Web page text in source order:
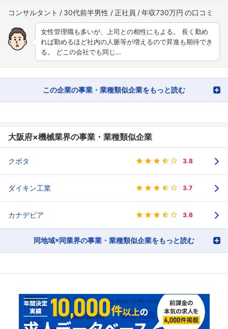
コンサルタント 30代前半男性 正社員 年収730万円
女性管理職も多いが、上司との相性にもよる。 長く勤め
れば勤めるほど社内の人脈等が増えるので昇進も期待でき
る。 どこの会社でも同じ…
この企業の事業・業種類似企業をもっと読む
大阪府×機械業界の事業・業種類似企業
クボタ 3.8
ダイキン工業 3.7
カナデビア 3.6
同地域×同業界の事業・業種類似企業をもっと読む